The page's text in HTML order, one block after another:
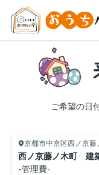
ご希望の日
京都市中京区西ノ京藤
西ノ京藤ノ木町 建
-管理費-